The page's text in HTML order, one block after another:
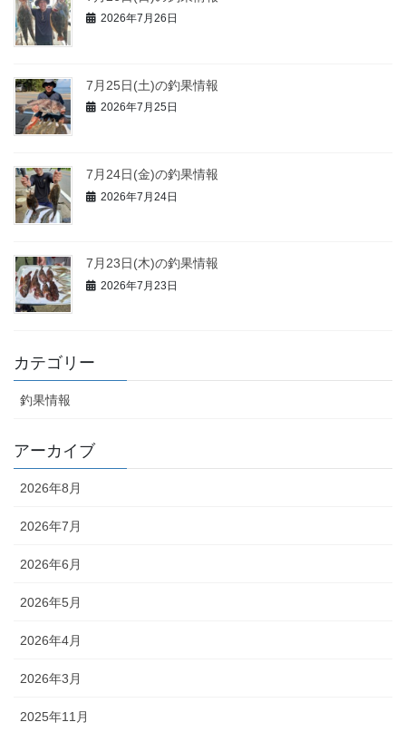
2026年7月26日
7月25日(土)の釣果情報
2026年7月25日
7月24日(金)の釣果情報
2026年7月24日
7月23日(木)の釣果情報
2026年7月23日
カテゴリー
釣果情報
アーカイブ
2026年8月
2026年7月
2026年6月
2026年5月
2026年4月
2026年3月
2025年11月